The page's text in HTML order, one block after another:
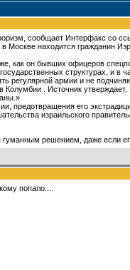
сообщает Интерфакс со
Москве находится гражданин
как он бывших офицеров
структурах, и в
регулярной армии и не
. Источник утверждает,
предотвращения его
израильского
решением, даже если
попало....